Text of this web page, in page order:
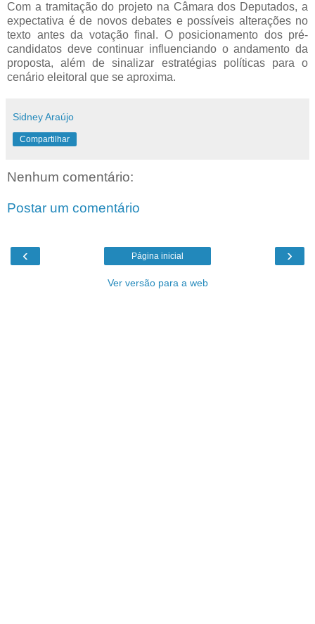
Com a tramitação do projeto na Câmara dos Deputados, a
expectativa é de novos debates e possíveis alterações no
texto antes da votação final. O posicionamento dos pré-
candidatos deve continuar influenciando o andamento da
proposta, além de sinalizar estratégias políticas para o
cenário eleitoral que se aproxima.
Sidney Araújo
Compartilhar
Nenhum comentário:
Postar um comentário
‹ ›
Página inicial
Ver versão para a web